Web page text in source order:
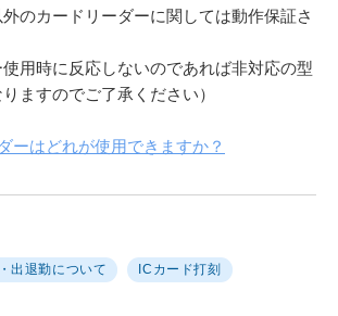
のカードリーダーに関しては動作保証さ
使用時に反応しないのであれば非対応の型
ますのでご了承ください）
ーはどれが使用できますか？
出退勤について ICカード打刻